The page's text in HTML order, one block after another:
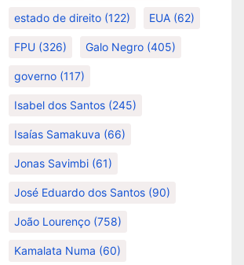
estado de direito (122) EUA (62)
FPU (326) Galo Negro (405)
governo (117)
Isabel dos Santos (245)
Isaías Samakuva (66)
Jonas Savimbi (61)
José Eduardo dos Santos (90)
João Lourenço (758)
Kamalata Numa (60)